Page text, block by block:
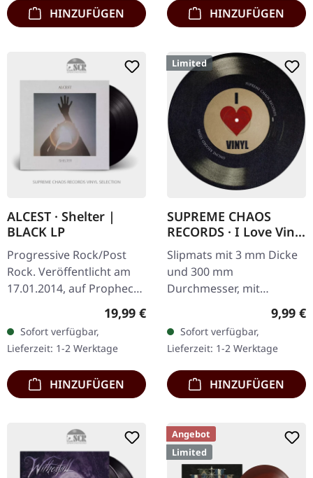
HINZUFÜGEN HINZUFÜGEN
ALCEST · Shelter |
BLACK LP
Progressive Rock/Post
Rock. Veröffentlicht am
17.01.2014, auf Prophecy
Productions. Schwarzes
Vinyl mit bedruckter
Innenhülle, Schutzhülle
und Poster…
Regulärer Preis:
19,99 €
Sofort verfügbar,
Lieferzeit: 1-2 Werktage
HINZUFÜGEN
Limited
SUPREME CHAOS
RECORDS · I Love Vinyl
| SLIPMAT
Slipmats mit 3 mm Dicke
und 300 mm
Durchmesser, mit
unserem beliebten "I Love
Vinyl" Aufdruck, optisch
wie eine LP aufgemacht.
Zweite Auflage…
9,99 €
Sofort verfügbar,
Lieferzeit: 1-2 Werktage
HINZUFÜGEN
Angebot
Limited